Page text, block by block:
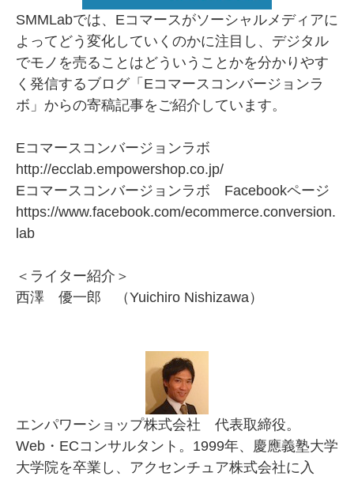
SMMLabでは、Eコマースがソーシャルメディアに
よってどう変化していくのかに注目し、デジタル
でモノを売ることはどういうことかを分かりやす
く発信するブログ「 Eコマースコンバージョンラ
ボ 」からの寄稿記事をご紹介しています。
Eコマースコンバージョンラボ
http://ecclab.empowershop.co.jp/
Eコマースコンバージョンラボ Facebookページ
https://www.facebook.com/ecommerce.conversion.
lab
＜ライター紹介＞
西澤 優一郎 （Yuichiro Nishizawa）
エンパワーショップ株式会社 代表取締役。
Web・ECコンサルタント。1999年、慶應義塾大学
大学院を卒業し、アクセンチュア株式会社に入